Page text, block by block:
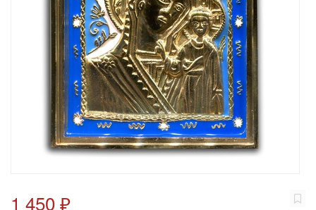
1 450 ₽